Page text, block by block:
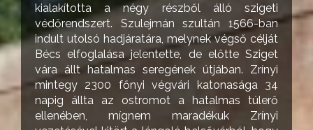
kialakította a négy részből álló szigeti
védőrendszert. Szulejmán szultán 1566-ban
indult utolsó hadjáratára, melynek végső célját
Bécs elfoglalása jelentette, de előtte Sziget
vára állt hatalmas seregének útjában. Zrínyi
mintegy 2300 főnyi végvári katonasága 34
napig állta az ostromot a hatalmas túlerő
ellenében, mígnem maradékuk Zrínyi